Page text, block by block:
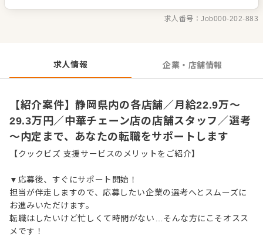
もめざせます。
求人番号：Job000-202-883
求人情報 企業・店舗情報
【紹介案件】静岡県内の各店舗／月給22.9万～
29.3万円／中華チェーン店の店舗スタッフ／選考
～内定まで、あなたの転職をサポートします
【クックビズ 支援サービスのメリットをご紹介】
▼応募後、すぐにサポート開始！
担当が伴走しますので、応募したい企業の選考へとスムーズに
お進みいただけます。
転職はしたいけど忙しくて時間がない…そんな方にこそオスス
メです！